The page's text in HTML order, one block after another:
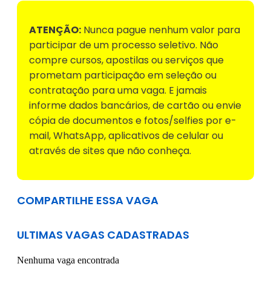
ATENÇÃO: Nunca pague nenhum valor para
participar de um processo seletivo. Não
compre cursos, apostilas ou serviços que
prometam participação em seleção ou
contratação para uma vaga. E jamais
informe dados bancários, de cartão ou envie
cópia de documentos e fotos/selfies por e-
mail, WhatsApp, aplicativos de celular ou
através de sites que não conheça.
COMPARTILHE ESSA VAGA
ULTIMAS VAGAS CADASTRADAS
Nenhuma vaga encontrada